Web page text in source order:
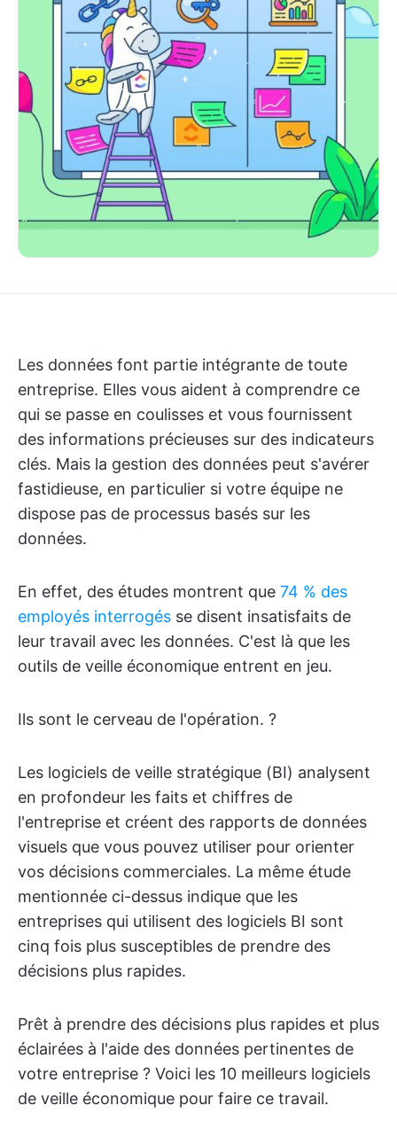
Les données font partie intégrante de toute
entreprise. Elles vous aident à comprendre ce
qui se passe en coulisses et vous fournissent
des informations précieuses sur des indicateurs
clés. Mais la gestion des données peut s'avérer
fastidieuse, en particulier si votre équipe ne
dispose pas de processus basés sur les
données.
En effet, des études montrent que 74 % des
employés interrogés se disent insatisfaits de
leur travail avec les données. C'est là que les
outils de veille économique entrent en jeu.
Ils sont le cerveau de l'opération. ?
Les logiciels de veille stratégique (BI) analysent
en profondeur les faits et chiffres de
l'entreprise et créent des rapports de données
visuels que vous pouvez utiliser pour orienter
vos décisions commerciales. La même étude
mentionnée ci-dessus indique que les
entreprises qui utilisent des logiciels BI sont
cinq fois plus susceptibles de prendre des
décisions plus rapides.
Prêt à prendre des décisions plus rapides et plus
éclairées à l'aide des données pertinentes de
votre entreprise ? Voici les 10 meilleurs logiciels
de veille économique pour faire ce travail.